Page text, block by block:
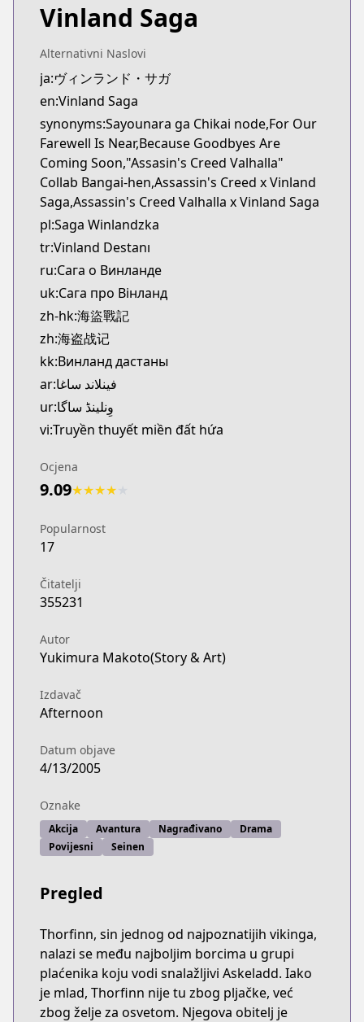
Official Raw
https://pocket.shonenmagazine.com/episode/
Kitsu
Kitsu
https://kitsu.app/manga/1456
CDJapan
CDJapan
https://www.anime-planet.com/manga/https://
MangaUpdates
MangaUpdates
https://www.mangaupdates.com/
Book☆Walker
Book☆Walker
https://bookwalker.jp/series/3555/list
Official English
Official English
https://comics.inkr.com/title/2107-vinland-
Vinland Saga
Alternativni Naslovi
ja:ヴィンランド・サガ
en:Vinland Saga
synonyms:Sayounara ga Chikai node,For Our
Farewell Is Near,Because Goodbyes Are
Coming Soon,"Assasin's Creed Valhalla"
Collab Bangai-hen,Assassin's Creed x Vinland
Saga,Assassin's Creed Valhalla x Vinland Saga
pl:Saga Winlandzka
tr:Vinland Destanı
ru:Сага о Винланде
uk:Сага про Вінланд
zh-hk:海盜戰記
zh:海盗战记
kk:Винланд дастаны
ar:فينلاند ساغا
ur:وِنلینڈ ساگا
vi:Truyền thuyết miền đất hứa
Ocjena
9.09★★★★
Popularnost
17
Čitatelji
355231
Autor
Yukimura Makoto(Story & Art)
Izdavač
Afternoon
Datum objave
4/13/2005
Oznake
Akcija Avantura Nagrađivano
Drama
Povijesni
Seinen
Pregled
Thorfinn, sin jednog od najpoznatijih vikinga,
nalazi se među najboljim borcima u grupi
plaćenika koju vodi snalažljivi Askeladd. Iako
je mlad, Thorfinn nije tu zbog pljačke, već
zbog želje za osvetom. Njegova obitelj je